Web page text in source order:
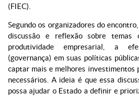
(FIEC).
Segundo os organizadores do
discussão e reflexão sobre temas
produtividade empresarial, a
(governança) em suas políticas
captar mais e melhores investimentos
necessários. A ideia é que essa
possa ajudar o Estado a definir e